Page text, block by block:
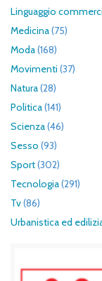
Linguaggio
Medicina(75)
Moda(168)
Movimenti (37)
Natura(28)
Politica(141)
Scienza(46)
Sesso (93)
Sport(302)
Tecnologia(291)
Tv(86)
Urbanistica ed